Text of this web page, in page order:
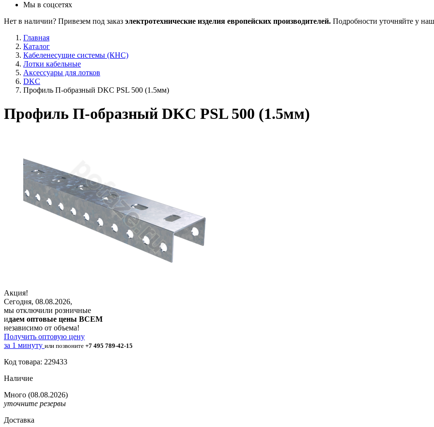
Мы в соцсетях
Нет в наличии? Привезем под заказ электротехнические изделия европейских производителей. Подробности уточняйте у
Главная
Каталог
Кабеленесущие системы (КНС)
Лотки кабельные
Аксессуары для лотков
DKC
Профиль П-образный DKC PSL 500 (1.5мм)
Профиль П-образный DKC PSL 500 (1.5мм)
Акция!
Сегодня, 08.08.2026,
мы отключили розничные
идаем оптовые цены ВСЕМ
независимо от объема!
Получить оптовую цену
за 1 минуту или позвоните +7 495 789-42-15
Код товара: 229433
Наличие
Много (08.08.2026)
уточните резервы
Доставка